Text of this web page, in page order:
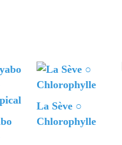
La Sève ○
Chlorophylle